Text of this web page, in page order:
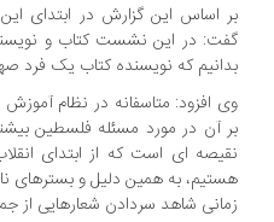
اساس این گزارش در ابتدای این
در این نشست کتاب و نویسنده
که نویسنده کتاب یک فرد
افزود: متاسفانه در نظام آموزش و
آن در مورد مسئله فلسطین بیشتر
ای است که از ابتدای انقلاب
به همین دلیل و بسترهای نامناسبی
شاهد سردادن شعارهایی از جمله نه